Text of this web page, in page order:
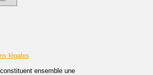
légales
ensemble une